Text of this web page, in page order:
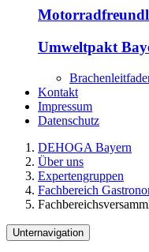
Umweltpakt
Kontakt
Impressum
Datenschutz
DEHOGA Bayern
Über uns
Expertengruppen
Fachbereich
Unternavigation